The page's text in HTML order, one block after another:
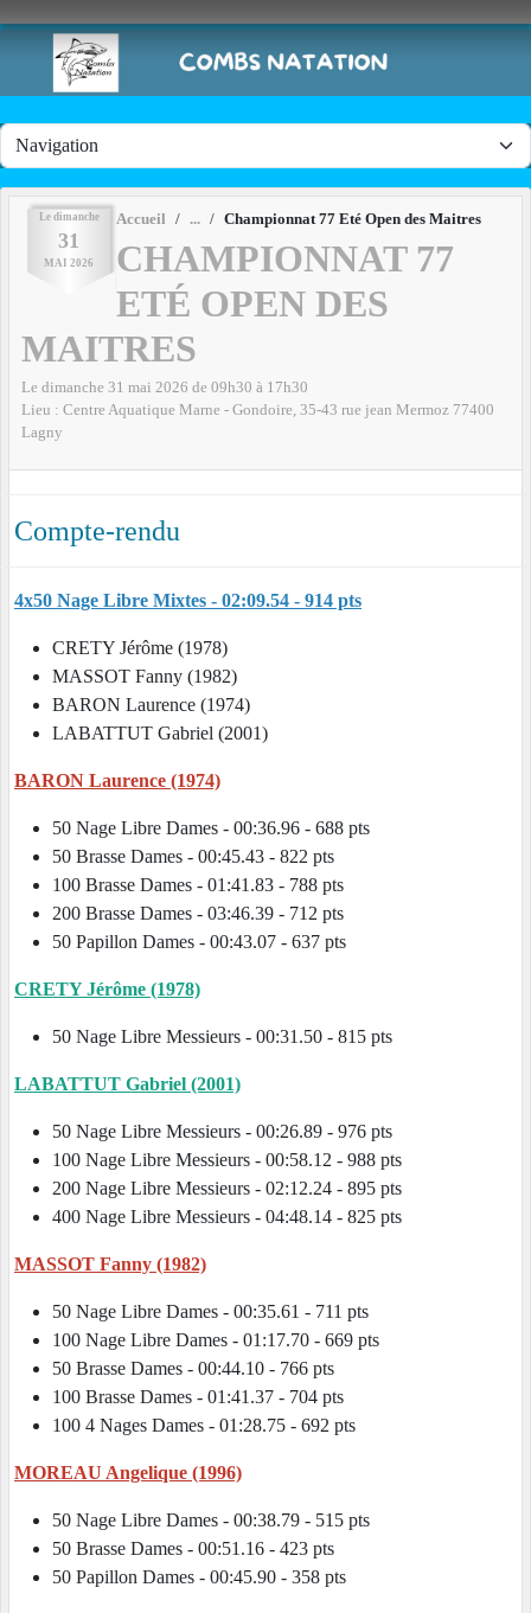
Le dimanche
31
MAI 2026
Accueil Championnat 77 Eté Open des Maitres
CHAMPIONNAT 77
ETÉ OPEN DES
MAITRES
Le dimanche 31 mai 2026 de 09h30 à 17h30
Lieu : Centre Aquatique Marne - Gondoire, 35-43 rue jean Mermoz 77400
Lagny
Compte-rendu
4x50 Nage Libre Mixtes - 02:09.54 - 914 pts
CRETY Jérôme (1978)
MASSOT Fanny (1982)
BARON Laurence (1974)
LABATTUT Gabriel (2001)
BARON Laurence (1974)
50 Nage Libre Dames - 00:36.96 - 688 pts
50 Brasse Dames - 00:45.43 - 822 pts
100 Brasse Dames - 01:41.83 - 788 pts
200 Brasse Dames - 03:46.39 - 712 pts
50 Papillon Dames - 00:43.07 - 637 pts
CRETY Jérôme (1978)
50 Nage Libre Messieurs - 00:31.50 - 815 pts
LABATTUT Gabriel (2001)
50 Nage Libre Messieurs - 00:26.89 - 976 pts
100 Nage Libre Messieurs - 00:58.12 - 988 pts
200 Nage Libre Messieurs - 02:12.24 - 895 pts
400 Nage Libre Messieurs - 04:48.14 - 825 pts
MASSOT Fanny (1982)
50 Nage Libre Dames - 00:35.61 - 711 pts
100 Nage Libre Dames - 01:17.70 - 669 pts
50 Brasse Dames - 00:44.10 - 766 pts
100 Brasse Dames - 01:41.37 - 704 pts
100 4 Nages Dames - 01:28.75 - 692 pts
MOREAU Angelique (1996)
50 Nage Libre Dames - 00:38.79 - 515 pts
50 Brasse Dames - 00:51.16 - 423 pts
50 Papillon Dames - 00:45.90 - 358 pts